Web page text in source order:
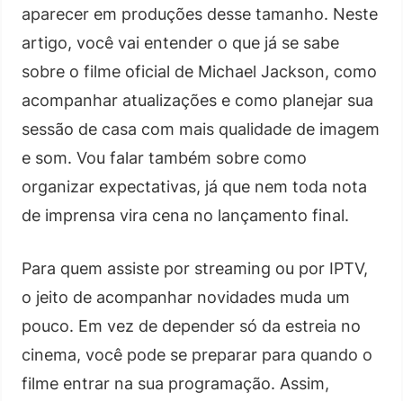
aparecer em produções desse tamanho. Neste
artigo, você vai entender o que já se sabe
sobre o filme oficial de Michael Jackson, como
acompanhar atualizações e como planejar sua
sessão de casa com mais qualidade de imagem
e som. Vou falar também sobre como
organizar expectativas, já que nem toda nota
de imprensa vira cena no lançamento final.
Para quem assiste por streaming ou por IPTV,
o jeito de acompanhar novidades muda um
pouco. Em vez de depender só da estreia no
cinema, você pode se preparar para quando o
filme entrar na sua programação. Assim,